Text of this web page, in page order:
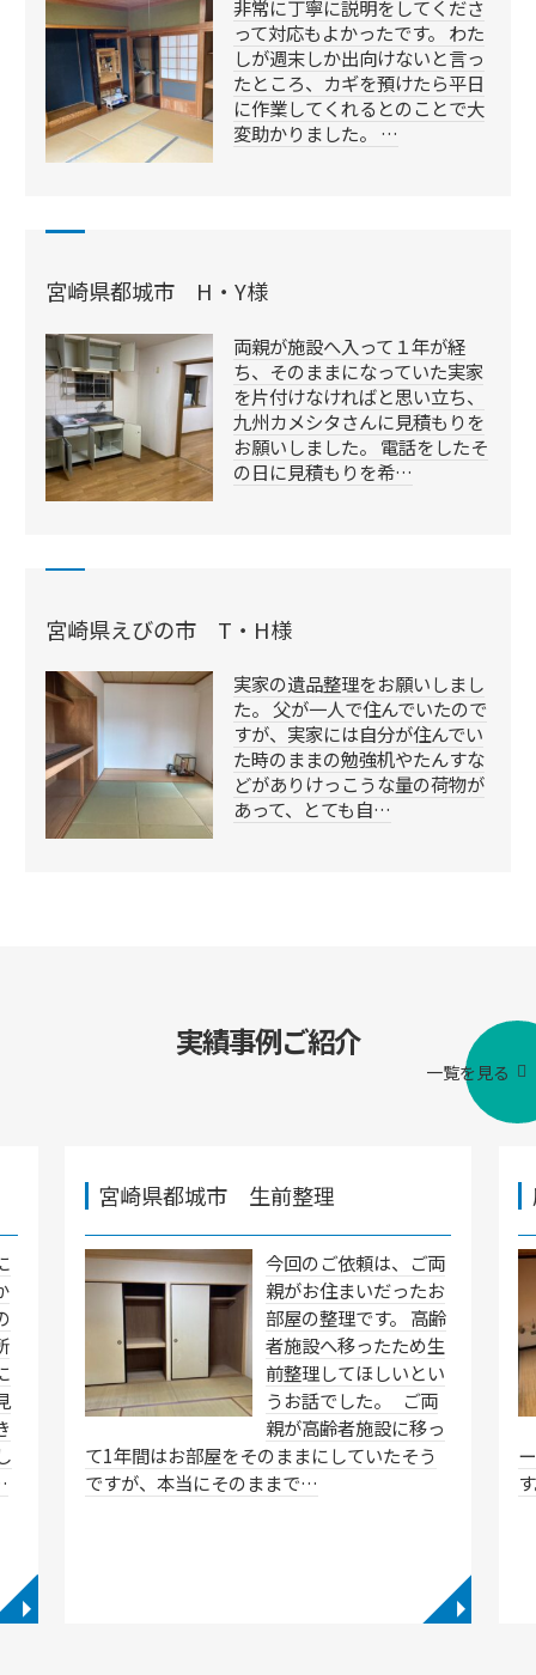
非常に丁寧に説明をしてくださ
って対応もよかったです。 わた
しが週末しか出向けないと言っ
たところ、カギを預けたら平日
に作業してくれるとのことで大
変助かりました。 …
宮崎県都城市 H・Y様
両親が施設へ入って１年が経
ち、そのままになっていた実家
を片付けなければと思い立ち、
九州カメシタさんに見積もりを
お願いしました。 電話をしたそ
の日に見積もりを希…
宮崎県えびの市 T・H様
実家の遺品整理をお願いしまし
た。 父が一人で住んでいたので
すが、実家には自分が住んでい
た時のままの勉強机やたんすな
どがありけっこうな量の荷物が
あって、とても自…
実績事例ご紹介
一覧を見る
◥
宮崎県都城市 生前整理
今回のご依頼は、ご両
親がお住まいだったお
部屋の整理です。 高齢
者施設へ移ったため生
前整理してほしいとい
うお話でした。 ご両
親が高齢者施設に移っ
て1年間はお部屋をそのままにしていたそう
ですが、本当にそのままで…
◥